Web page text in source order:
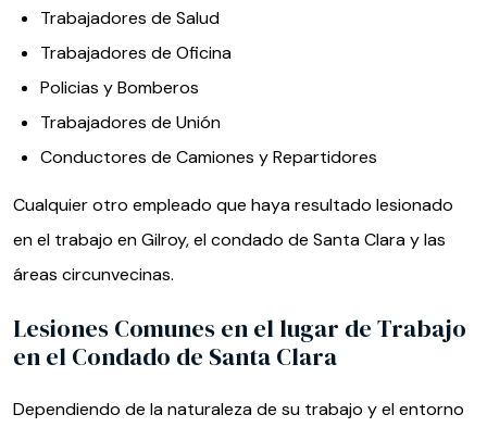
Trabajadores de Salud
Trabajadores de Oficina
Policias y Bomberos
Trabajadores de Unión
Conductores de Camiones y Repartidores
Cualquier otro empleado que haya resultado lesionado
en el trabajo en Gilroy, el condado de Santa Clara y las
áreas circunvecinas.
Lesiones Comunes en el lugar de Trabajo
en el Condado de Santa Clara
Dependiendo de la naturaleza de su trabajo y el entorno